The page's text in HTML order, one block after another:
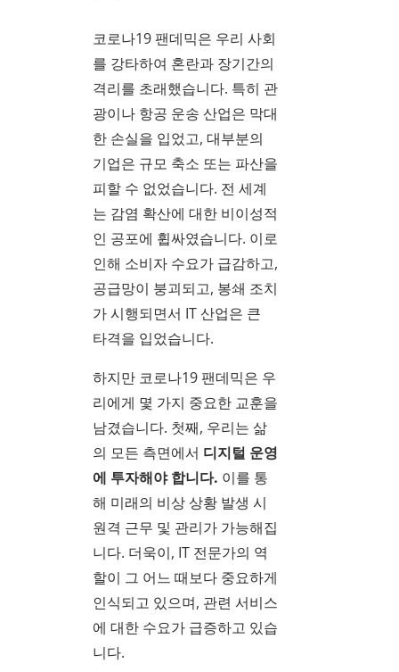
코로나19 팬데믹은 우리 사회
를 강타하여 혼란과 장기간의
격리를 초래했습니다. 특히 관
광이나 항공 운송 산업은 막대
한 손실을 입었고, 대부분의
기업은 규모 축소 또는 파산을
피할 수 없었습니다. 전 세계
는 감염 확산에 대한 비이성적
인 공포에 휩싸였습니다. 이로
인해 소비자 수요가 급감하고,
공급망이 붕괴되고, 봉쇄 조치
가 시행되면서 IT 산업은 큰
타격을 입었습니다.
하지만 코로나19 팬데믹은 우
리에게 몇 가지 중요한 교훈을
남겼습니다. 첫째, 우리는 삶
의 모든 측면에서 디지털 운영
에 투자해야 합니다. 이를 통
해 미래의 비상 상황 발생 시
원격 근무 및 관리가 가능해집
니다. 더욱이, IT 전문가의 역
할이 그 어느 때보다 중요하게
인식되고 있으며, 관련 서비스
에 대한 수요가 급증하고 있습
니다.